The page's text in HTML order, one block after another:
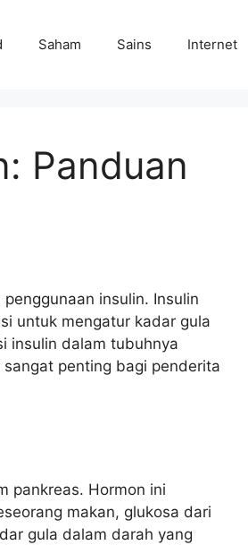
Saham Sains Internet
Panduan
insulin. Insulin
untuk mengatur kadar gula
insulin dalam tubuhnya
penting bagi penderita
pankreas. Hormon ini
makan, glukosa dari
gula dalam darah yang